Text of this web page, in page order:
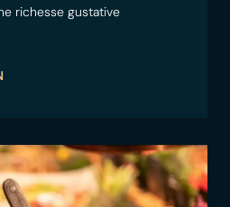
richesse gustative